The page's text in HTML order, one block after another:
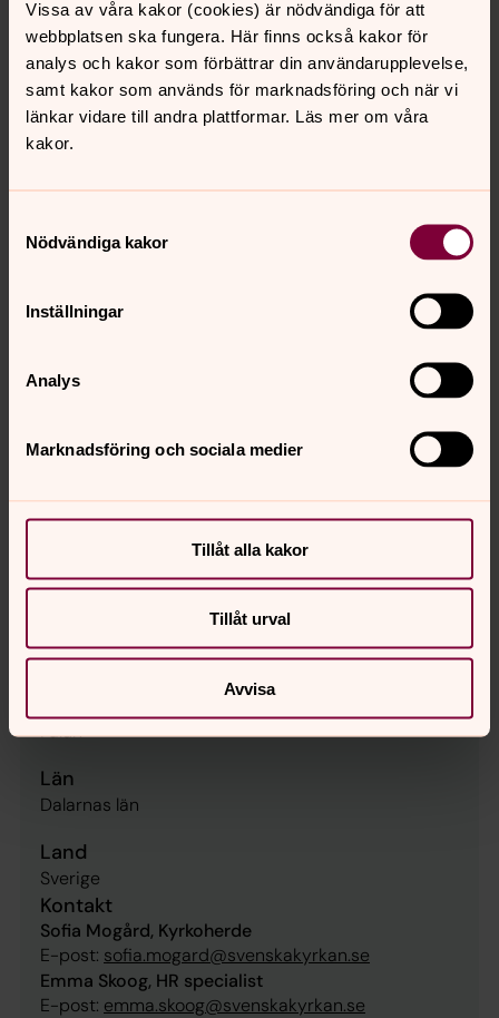
Vissa av våra kakor (cookies) är nödvändiga för att
webbplatsen ska fungera. Här finns också kakor för
analys och kakor som förbättrar din användarupplevelse,
samt kakor som används för marknadsföring och när vi
länkar vidare till andra plattformar. Läs mer om våra
kakor.
Nödvändiga kakor
Inställningar
Analys
Marknadsföring och sociala medier
Tillåt alla kakor
Tillåt urval
Avvisa
Anställningens omfattning
Heltid
Publiceringsdatum
2026-05-22
Löneform
Falu pastorat
2026/449
Falun
Län
Dalarnas län
Land
Sverige
Kontakt
Sofia Mogård, Kyrkoherde
E-post: sofia.mogard@svenskakyrkan.se
Emma Skoog, HR specialist
E-post: emma.skoog@svenskakyrkan.se